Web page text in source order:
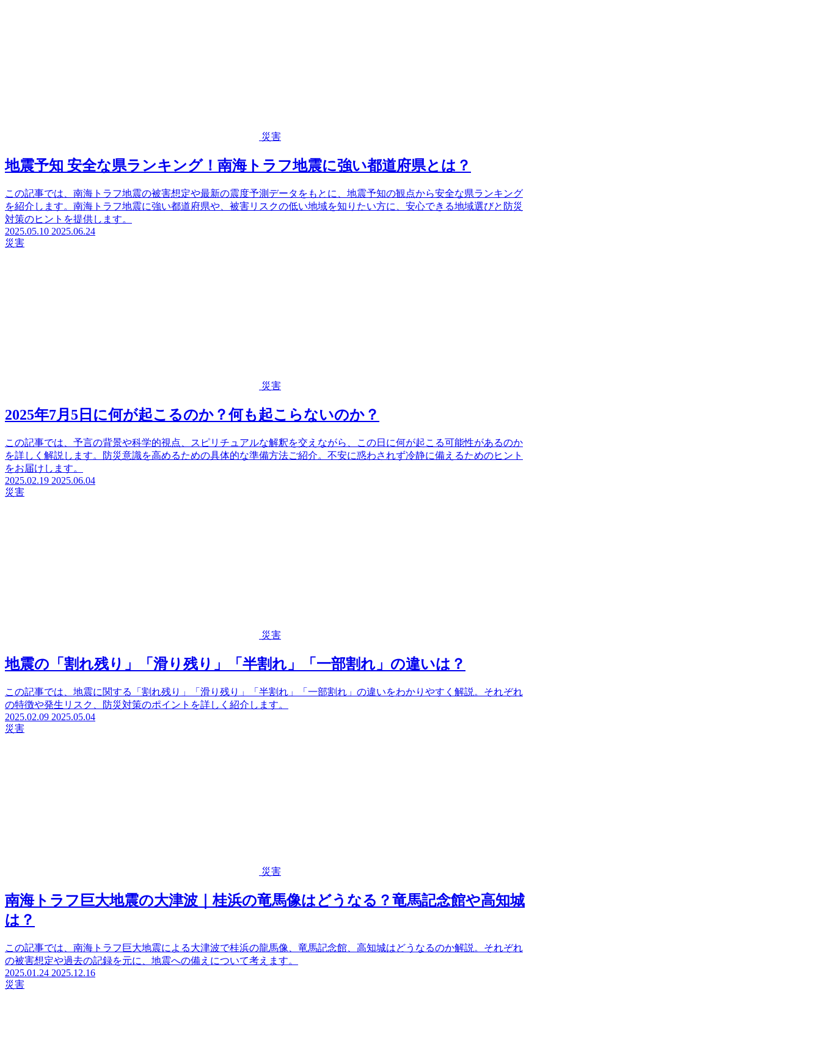
災害
地震予知 安全な県ランキング！南海トラフ地震に強い都道府県とは？
この記事では、南海トラフ地震の被害想定や最新の震度予測データをもとに、地震予知の観点から安全な県ランキング
を紹介します。南海トラフ地震に強い都道府県や、被害リスクの低い地域を知りたい方に、安心できる地域選びと防災
対策のヒントを提供します。
2025.05.10 2025.06.24
災害
災害
2025年7月5日に何が起こるのか？何も起こらないのか？
この記事では、予言の背景や科学的視点、スピリチュアルな解釈を交えながら、この日に何が起こる可能性があるのか
を詳しく解説します。防災意識を高めるための具体的な準備方法ご紹介。不安に惑わされず冷静に備えるためのヒント
をお届けします。
2025.02.19 2025.06.04
災害
災害
地震の「割れ残り」「滑り残り」「半割れ」「一部割れ」の違いは？
この記事では、地震に関する「割れ残り」「滑り残り」「半割れ」「一部割れ」の違いをわかりやすく解説。それぞれ
の特徴や発生リスク、防災対策のポイントを詳しく紹介します。
2025.02.09 2025.05.04
災害
災害
南海トラフ巨大地震の大津波｜桂浜の竜馬像はどうなる？竜馬記念館や高知城
は？
この記事では、南海トラフ巨大地震による大津波で桂浜の龍馬像、竜馬記念館、高知城はどうなるのか解説。それぞれ
の被害想定や過去の記録を元に、地震への備えについて考えます。
2025.01.24 2025.12.16
災害